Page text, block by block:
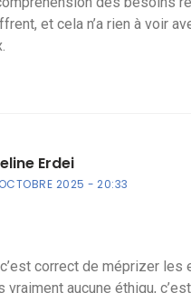
et cela n’a rien à voir
Erdei
2025 20:33
correct de méprizer les
vraiment aucune éthiqu, c’est